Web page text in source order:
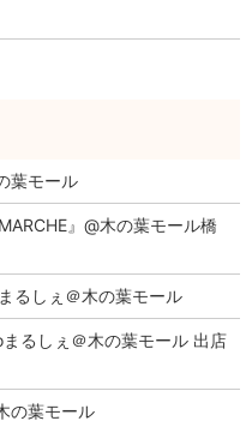
葉モール
』@木の葉モール橋
るしぇ＠木の葉モール
るしぇ＠木の葉モール 出店
の葉モール